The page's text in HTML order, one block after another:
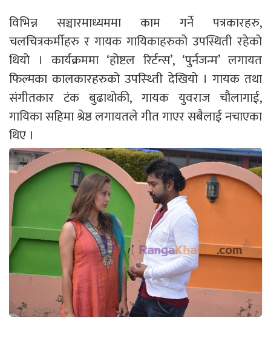
विभिन्न सञ्चारमाध्यममा काम गर्ने पत्रकारहरु,
चलचित्रकर्मीहरु र गायक गायिकाहरुको उपस्थिती रहेको
थियो । कार्यक्रममा ‘होष्टल रिर्टन्स’, ‘पुर्नजन्म’ लगायत
फिल्मका कालकारहरुको उपस्थ्तिी देखियो । गायक तथा
संगीतकार टंक बुढाथोकी, गायक युवराज चौलागाई,
गायिका सहिमा श्रेष्ठ लगायतले गीत गाएर सबैलाई नचाएका
थिए ।